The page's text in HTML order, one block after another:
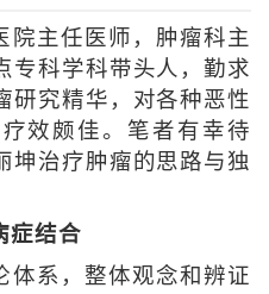
院主任医师，肿瘤科主
专科学科带头人，勤求
研究精华，对各种恶性
效颇佳。笔者有幸待
坤治疗肿瘤的思路与独
症结合
体系，整体观念和辨证